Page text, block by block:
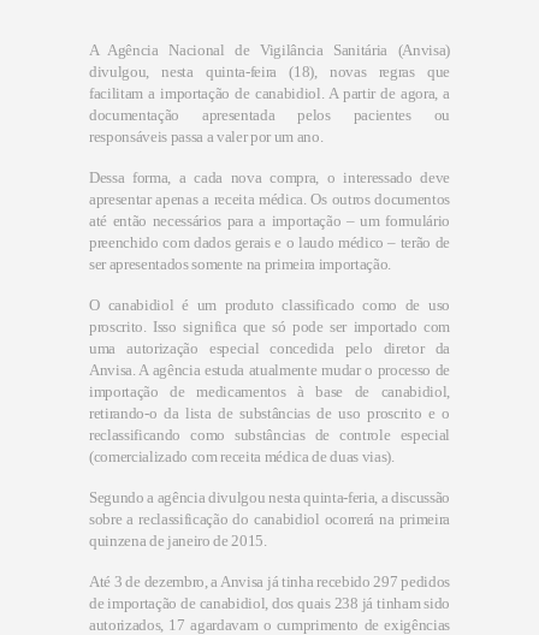
A Agência Nacional de Vigilância Sanitária (Anvisa)
divulgou, nesta quinta-feira (18), novas regras que
facilitam a importação de canabidiol. A partir de agora, a
documentação apresentada pelos pacientes ou
responsáveis passa a valer por um ano.
Dessa forma, a cada nova compra, o interessado deve
apresentar apenas a receita médica. Os outros documentos
até então necessários para a importação – um formulário
preenchido com dados gerais e o laudo médico – terão de
ser apresentados somente na primeira importação.
O canabidiol é um produto classificado como de uso
proscrito. Isso significa que só pode ser importado com
uma autorização especial concedida pelo diretor da
Anvisa. A agência estuda atualmente mudar o processo de
importação de medicamentos à base de canabidiol,
retirando-o da lista de substâncias de uso proscrito e o
reclassificando como substâncias de controle especial
(comercializado com receita médica de duas vias).
Segundo a agência divulgou nesta quinta-feria, a discussão
sobre a reclassificação do canabidiol ocorrerá na primeira
quinzena de janeiro de 2015.
Até 3 de dezembro, a Anvisa já tinha recebido 297 pedidos
de importação de canabidiol, dos quais 238 já tinham sido
autorizados, 17 agardavam o cumprimento de exigências